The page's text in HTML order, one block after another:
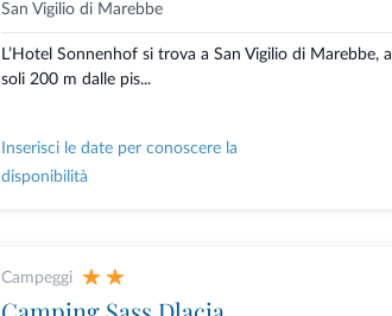
San Vigilio di Marebbe
L’Hotel Sonnenhof si trova a San Vigilio di Marebbe, a
soli 200 m dalle pis...
Inserisci le date per conoscere la
disponibilità
Campeggi